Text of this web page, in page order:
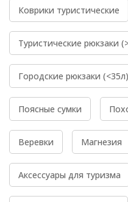
Коврики туристические
Туристические рюкзаки
Городские рюкзаки (<35л)
Поясные сумки
Веревки Магнезия
Аксессуары для туризма